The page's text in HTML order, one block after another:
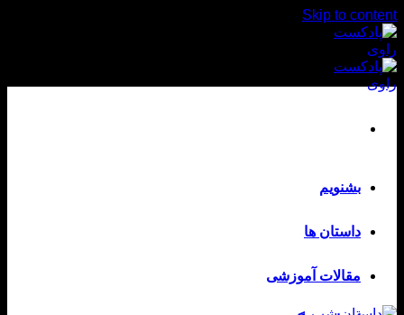
Skip to content
بشنویم
داستان ها
مقالات آموزشی